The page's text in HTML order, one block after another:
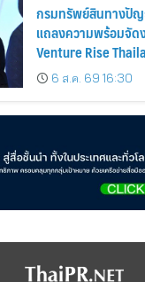
กรมทรัพย์สินทางปั
แถลงความพร้อมจัด
Venture Rise
ทรัพย์สินทางปัญญาแ
โลกธุรกิจอย่างเข้มแข็ง
6 ส.ค. 69 16:30